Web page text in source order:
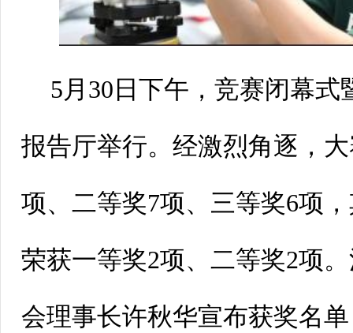
5月30日下午，竞赛闭幕
报告厅举行。经激烈角逐，
项、二等奖7项、三等奖6项
荣获一等奖2项、二等奖2项
会理事长许秋华宣布获奖名